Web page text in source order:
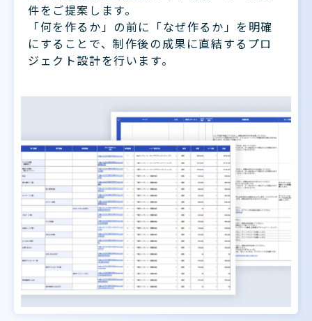
件をご提案します。
「何を作るか」の前に「なぜ作るか」を明確
にすることで、制作後の成果に直結するプロ
ジェクト設計を行います。